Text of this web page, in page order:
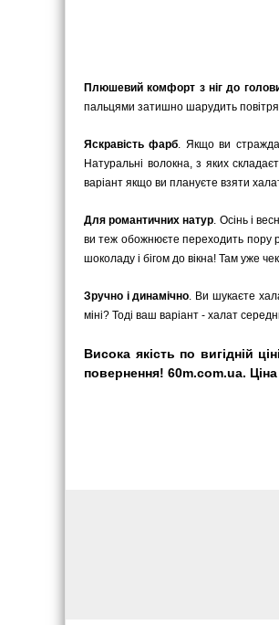
Плюшевий комфорт з ніг до
пальцями затишно шарудить
Яскравість фарб. Якщо ви
Натуральні волокна, з яких
варіант якщо ви плануєте взяти
Для романтичних натур. Осінь і
ви теж обожнюєте переходить пору
шоколаду і бігом до вікна! Там уже
Зручно і динамічно. Ви шукаєте
міні? Тоді ваш варіант - халат
Висока якість по вигідній
повернення! 60m.com.ua.